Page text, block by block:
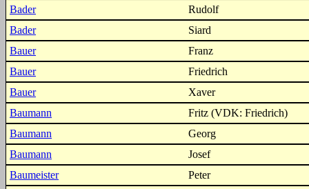
Bader
Rudolf
Bader
Siard
Bauer
Franz
Bauer
Friedrich
Bauer
Xaver
Baumann
Fritz (VDK: Friedrich)
Baumann
Georg
Baumann
Josef
Baumeister
Peter